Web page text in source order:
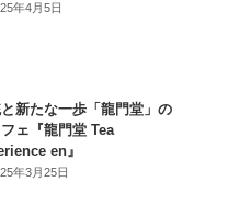
年4月5日
新たな一歩「龍門堂」の
ェ『龍門堂 Tea
en』
年3月25日